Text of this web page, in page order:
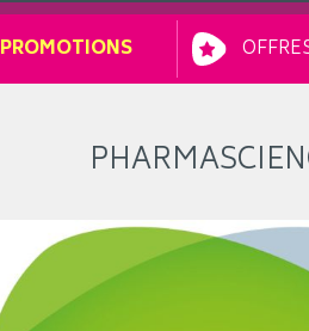
PROMOTIONS